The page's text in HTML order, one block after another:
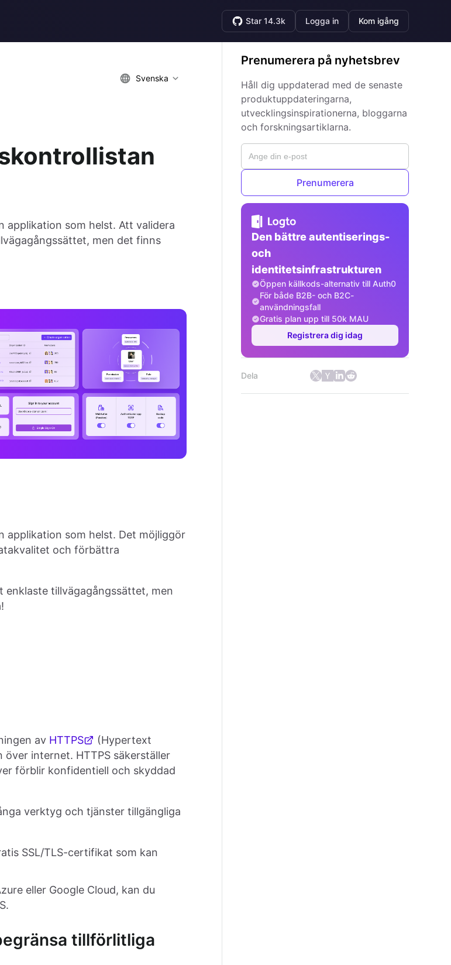
Star 14.3k Logga in Kom igång
Svenska
som helst. Att validera
men det finns
applikation som helst. Det möjliggör
och förbättra
enklaste tillvägagångssättet, men
av HTTPS
(Hypertext
internet. HTTPS säkerställer
förblir konfidentiell och skyddad
verktyg och tjänster tillgängliga
SSL/TLS-certifikat som kan
eller Google Cloud, kan du
tillförlitliga
Prenumerera på nyhetsbrev
Håll dig uppdaterad med de senaste
produktuppdateringarna,
utvecklingsinspirationerna, bloggarna
och forskningsartiklarna.
Prenumerera
Den bättre autentiserings-
och
identitetsinfrastrukturen
Öppen källkods-alternativ till Auth0
För både B2B- och B2C-
användningsfall
Gratis plan upp till 50k MAU
Registrera dig idag
Dela